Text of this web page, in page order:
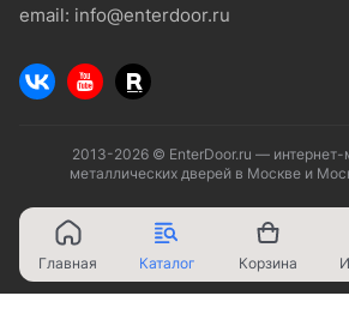
email: info@enterdoor.ru
2013-2026 © EnterDoor.ru — интернет-
металлических дверей в Москве и
Главная Каталог Корзина